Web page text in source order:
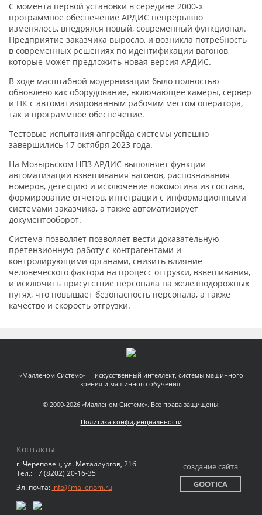
С момента первой установки в середине 2000-х
программное обеспечение АРДИС непрерывно
изменялось, внедрялся новый, современный функционал.
Предприятие заказчика выросло, и возникла потребность
в современных решениях по идентификации вагонов,
которые может предложить новая версия АРДИС.
В ходе масштабной модернизации было полностью
обновлено как оборудование, включающее камеры, сервер
и ПК с автоматизированным рабочим местом оператора,
так и программное обеспечение.
Тестовые испытания апгрейда системы успешно
завершились 17 октября 2023 года.
На Мозырьском НПЗ АРДИС выполняет функции
автоматизации взвешивания вагонов, распознавания
номеров, детекцию и исключение локомотива из состава,
формирование отчетов, интеграции с информационными
системами заказчика, а также автоматизирует
документооборот.
Система позволяет позволяет вести доказательную
претензионную работу с контрагентами и
контролирующими органами, снизить влияние
человеческого фактора на процесс отгрузки, взвешивания,
и исключить присутствие персонала на железнодорожных
путях, что повышает безопасность персонала, а также
качество и скорость отгрузки.
«Малленом Системс» — искусственный интеллект, системы машинного
зрения и машинного обучения.
© 2000-2026 «Малленом Системс». Все права защищены.
Политика конфиденциальности
Контакты
г. Череповец, ул. Металлургов, 21б
Тел.: +7 (8202) 20-16-35
Эл. почта: info@mallenom.ru
создание сайта
GOOTICA